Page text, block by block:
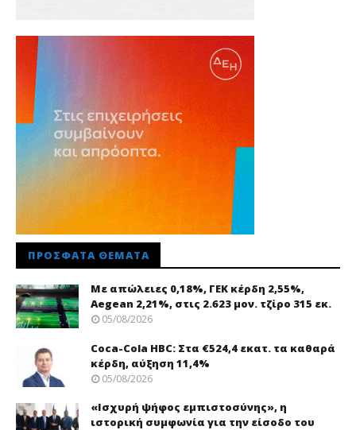
ΠΡΌΣΦΑΤΑ ΘΈΜΑΤΑ
Με απώλειες 0,18%, ΓΕΚ κέρδη 2,55%,
Aegean 2,21%, στις 2.623 μον. τζίρο 315 εκ.
05/08/2026
Coca-Cola HBC: Στα €524,4 εκατ. τα καθαρά
κέρδη, αύξηση 11,4%
05/08/2026
«Ισχυρή ψήφος εμπιστοσύνης», η
ιστορική συμφωνία για την είσοδο του